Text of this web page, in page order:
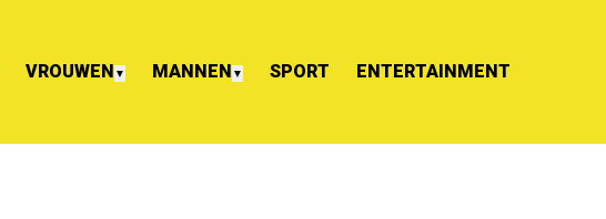
VROUWEN ▼ MANNEN ▼ SPORT ENTERTAINMENT